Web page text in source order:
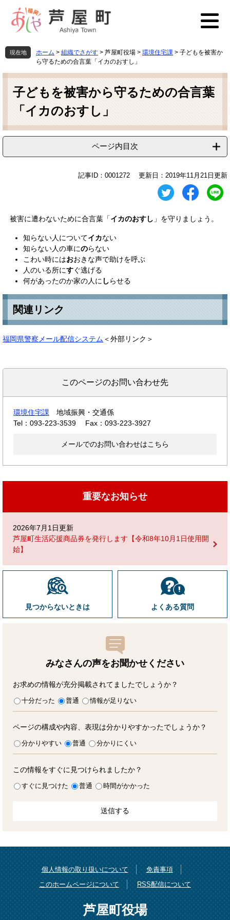
先
頭
を
飛
現在地 ホーム > 組織でさがす > 芦屋町役場 > 環境住宅課 > 子どもを被害か
ら守るための合言葉「イカのおすし」
本
子どもを被害から守るための合言葉
「イカのおすし」
ページ内目次
記事ID：0001272 更新日：2019年11月21日更新
被害に遭わないために合言葉「イカのおすし 」を守りましょう。
知らない人についてイカない
知らない人の車にのらない
こわい時にはおおきな声で助けを呼ぶ
人のいる所にすぐ逃げる
何があったのか家の人に しらせる
関連リンク
福岡県警察メール配信システム ＜外部リンク＞
このページのお問い合わせ先
環境住宅課
地域振興・交通係
Tel：093-223-3539
Fax：093-223-3927
メールでのお問い合わせはこちら
重要なお知らせ
2026年7月1日更新
芦屋町生活応援商品券を発行します【令和8年10月1日使用開
始】
見つからないときは よくある質問
みなさんの声をお聞かせ ください
お求めの情報が充分掲載されてましたでしょうか？
十分だった 普通 情報が足りない
ページの構成や内容、表現は分かりやすかったでしょうか？
分かりやすい 普通 分かりにくい
この情報をすぐに見つけられましたか？
すぐに見つけた 普通 時間がかかった
個人情報の取り扱いについて
免責事項
このホームページについて
RSS配信について
芦屋町役場